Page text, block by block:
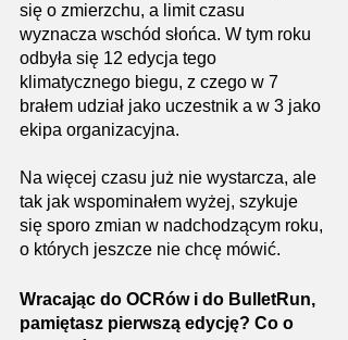
się o zmierzchu, a limit czasu
wyznacza wschód słońca. W tym roku
odbyła się 12 edycja tego
klimatycznego biegu, z czego w 7
brałem udział jako uczestnik a w 3 jako
ekipa organizacyjna.
Na więcej czasu już nie wystarcza, ale
tak jak wspominałem wyżej, szykuje
się sporo zmian w nadchodzącym roku,
o których jeszcze nie chcę mówić.
Wracając do OCRów i do BulletRun,
pamiętasz pierwszą edycję? Co o